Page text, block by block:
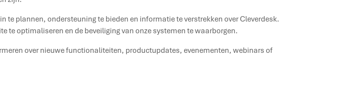
te plannen, ondersteuning te bieden en informatie te verstrekken over Cleverdesk.
te optimaliseren en de beveiliging van onze systemen te waarborgen.
over nieuwe functionaliteiten, productupdates, evenementen, webinars of